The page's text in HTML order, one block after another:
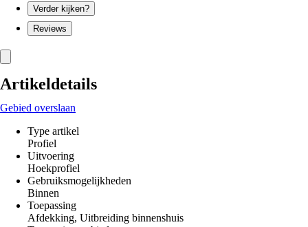
Verder kijken?
Reviews
Artikeldetails
Gebied overslaan
Type artikel
Profiel
Uitvoering
Hoekprofiel
Gebruiksmogelijkheden
Binnen
Toepassing
Afdekking, Uitbreiding binnenshuis